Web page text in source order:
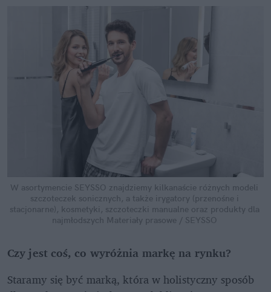
W asortymencie SEYSSO znajdziemy kilkanaście różnych modeli
szczoteczek sonicznych, a także irygatory (przenośne i
stacjonarne), kosmetyki, szczoteczki manualne oraz produkty dla
najmłodszych Materiały prasowe / SEYSSO
Czy jest coś, co wyróżnia markę na rynku?
Staramy się być marką, która w holistyczny sposób